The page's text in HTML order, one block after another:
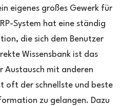
eigenes großes Gewerk für
System hat eine ständig
die sich dem Benutzer
Wissensbank ist das
Austausch mit anderen
oft der schnellste und beste
zu gelangen. Dazu